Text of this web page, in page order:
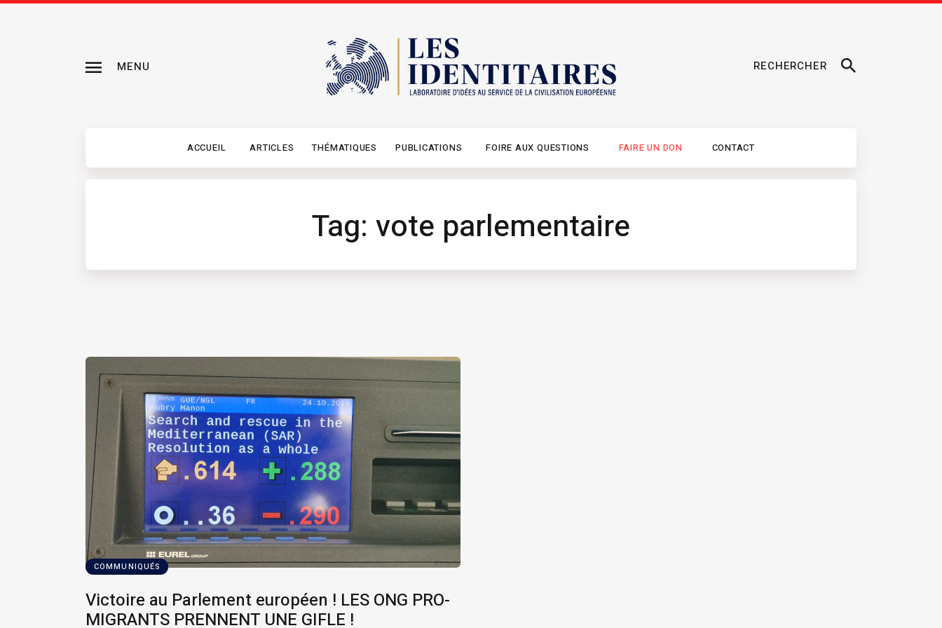
MENU RECHERCHER
ACCUEIL ARTICLES THÉMATIQUES PUBLICATIONS FOIRE AUX QUESTIONS FAIRE UN DON CONTACT
Tag: vote parlementaire
COMMUNIQUÉS
Victoire au Parlement européen ! LES ONG PRO-
MIGRANTS PRENNENT UNE GIFLE !